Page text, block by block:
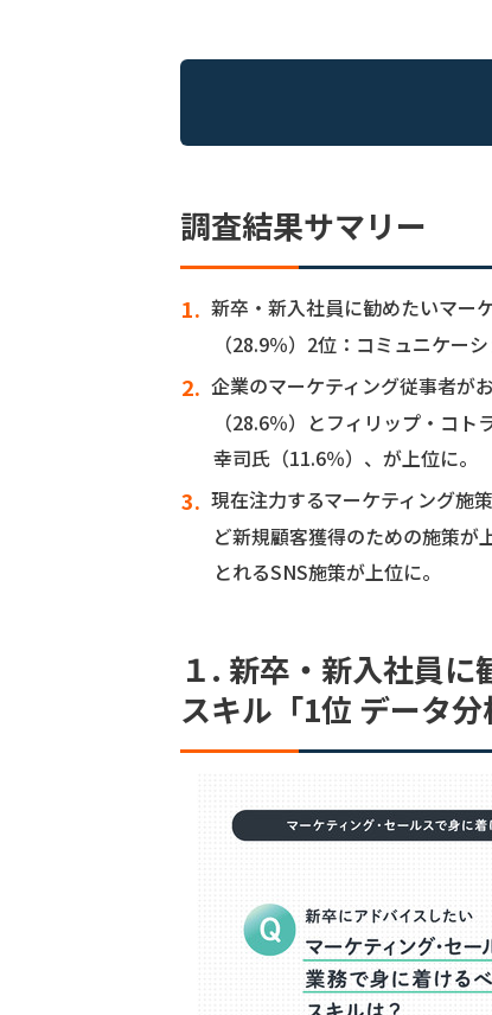
調査結果サマリー
新卒・新入社員に勧めたいマー
（28.9％）2位：コミュニケー
企業のマーケティング従事者が
（28.6％）とフィリップ・コ
幸司氏（11.6％）、が上位に。
現在注力するマーケティング施
ど新規顧客獲得のための施策
とれるSNS施策が上位に。
１. 新卒・新入社員
スキル「1位 データ分